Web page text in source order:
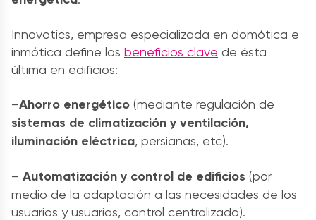
Innovotics, empresa especializada en domótica e
inmótica define los beneficios clave de ésta
última en edificios:
–Ahorro energético (mediante regulación de
sistemas de climatización y ventilación,
iluminación eléctrica, persianas, etc).
– Automatización y control de edificios (por
medio de la adaptación a las necesidades de los
usuarios y usuarias, control centralizado).